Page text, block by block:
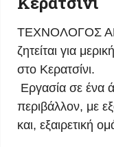
ΤΕΧΝΟΛΟΓΟΣ
ζητείται για
στο Κερατσίνι.
Εργασία σε ένα
περιβάλλον, με
και, εξαιρετική